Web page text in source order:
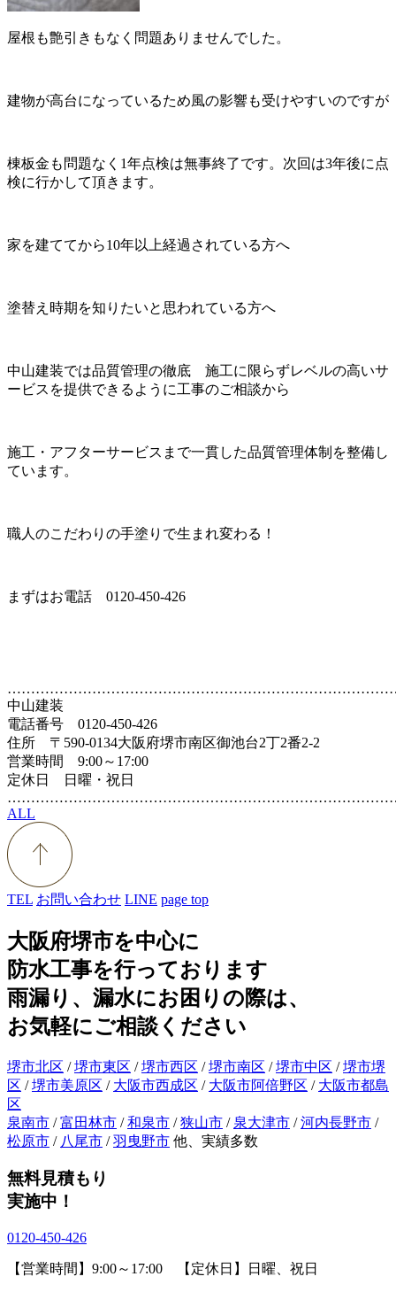
屋根も艶引きもなく問題ありませんでした。
建物が高台になっているため風の影響も受けやすいのですが
棟板金も問題なく1年点検は無事終了です。次回は3年後に点
検に行かして頂きます。
家を建ててから10年以上経過されている方へ
塗替え時期を知りたいと思われている方へ
中山建装では品質管理の徹底 施工に限らずレベルの高いサ
ービスを提供できるように工事のご相談から
施工・アフターサービスまで一貫した品質管理体制を整備し
ています。
職人のこだわりの手塗りで生まれ変わる！
まずはお電話 0120-450-426
中山建装
電話番号 0120-450-426
住所 〒590-0134大阪府堺市南区御池台2丁2番2-2
営業時間 9:00～17:00
定休日 日曜・祝日
ALL
TEL お問い合わせ LINE page top
大阪府堺市を中心に
防水工事を行っております
雨漏り、漏水にお困りの際は、
お気軽にご相談ください
堺市北区 /堺市東区 /堺市西区 /堺市南区 /堺市中区 /堺市堺
区 /堺市美原区 / 大阪市西成区 / 大阪市阿倍野区 / 大阪市都島
区
泉南市 /富田林市 /和泉市 /狭山市 / 泉大津市 /河内長野市 /
松原市 / 八尾市 /羽曳野市 他、実績多数
無料見積もり
実施中！
0120-450-426
【営業時間】9:00～17:00 【定休日】日曜、祝日